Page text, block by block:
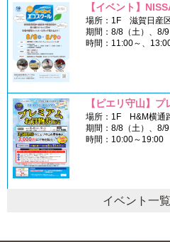
【イベント】
場所：1F 滋賀日産
期間：8/8（土）、8/9
時間：11:00～、
【ピエリ守山】
場所：1F H&M横通
期間：8/8（土）、8/9
時間：10:00～19:00
イベント一